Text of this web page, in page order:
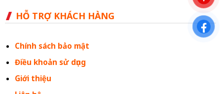
HỖ TRỢ KHÁCH HÀNG
Chính sách bảo mật
Điều khoản sử dụng
Giới thiệu